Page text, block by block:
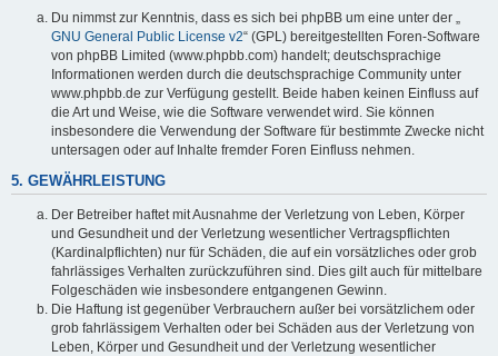
Du nimmst zur Kenntnis, dass es sich bei phpBB um eine unter der „
GNU General Public License v2“ (GPL) bereitgestellten Foren-Software
von phpBB Limited (www.phpbb.com) handelt; deutschsprachige
Informationen werden durch die deutschsprachige Community unter
www.phpbb.de zur Verfügung gestellt. Beide haben keinen Einfluss auf
die Art und Weise, wie die Software verwendet wird. Sie können
insbesondere die Verwendung der Software für bestimmte Zwecke nicht
untersagen oder auf Inhalte fremder Foren Einfluss nehmen.
5. GEWÄHRLEISTUNG
Der Betreiber haftet mit Ausnahme der Verletzung von Leben, Körper
und Gesundheit und der Verletzung wesentlicher Vertragspflichten
(Kardinalpflichten) nur für Schäden, die auf ein vorsätzliches oder grob
fahrlässiges Verhalten zurückzuführen sind. Dies gilt auch für mittelbare
Folgeschäden wie insbesondere entgangenen Gewinn.
Die Haftung ist gegenüber Verbrauchern außer bei vorsätzlichem oder
grob fahrlässigem Verhalten oder bei Schäden aus der Verletzung von
Leben, Körper und Gesundheit und der Verletzung wesentlicher